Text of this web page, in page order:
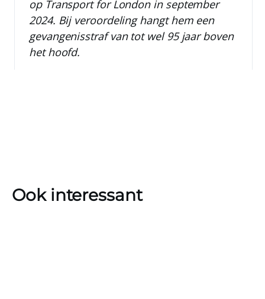
op Transport for London in september
2024. Bij veroordeling hangt hem een
gevangenisstraf van tot wel 95 jaar boven
het hoofd.
Ook interessant